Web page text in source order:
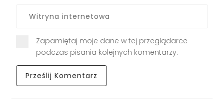
Zapamiętaj moje dane w tej przeglądarce
podczas pisania kolejnych komentarzy.